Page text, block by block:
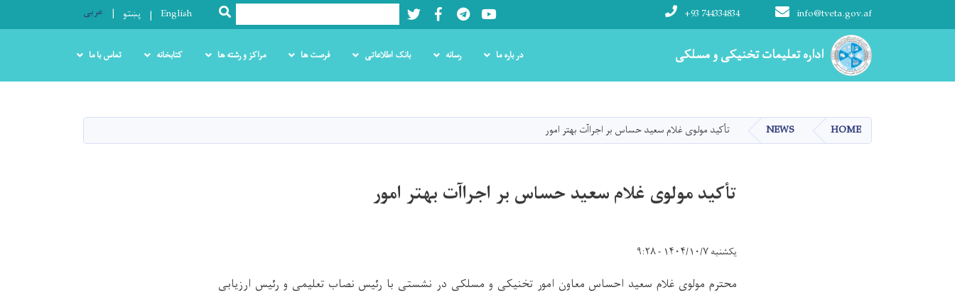
content
اداره تعلیمات تخنیکی و مسلکی
info@tveta.gov.af
+93 744334834
Youtube
LinkedIn
Facebook
Twitter
Search
SEARCH
English پښتو عربی
Main navigation
اداره تعلیمات تخنیکی و مسلکی در باره ما رسانه بانک اطلاعاتی فرصت ها مراکز و رشته ها کتابخانه تماس با ما
HOME
NEWS تأکید مولوی غلام سعید حساس بر اجراآت بهتر امور
تأکید مولوی غلام سعید حساس بر اجراآت بهتر امور
یکشنبه ۱۴۰۴/۱۰/۷ - ۹:۲۸
محترم مولوی غلام سعید احساس معاون امور تخنیکی و مسلکی در نشستی با رئیس نصاب تعلیمی و رئیس ارزیابی